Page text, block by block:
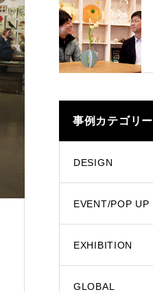
事例カテゴリー
DESIGN
EVENT/POP UP
EXHIBITION
GLOBAL